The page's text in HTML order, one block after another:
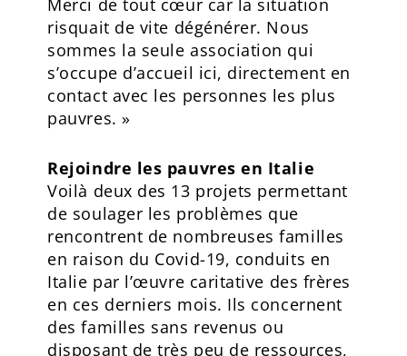
Merci de tout cœur car la situation
risquait de vite dégénérer. Nous
sommes la seule association qui
s’occupe d’accueil ici, directement en
contact avec les personnes les plus
pauvres. »
Rejoindre les pauvres en Italie
Voilà deux des 13 projets permettant
de soulager les problèmes que
rencontrent de nombreuses familles
en raison du Covid-19, conduits en
Italie par l’œuvre caritative des frères
en ces derniers mois. Ils concernent
des familles sans revenus ou
disposant de très peu de ressources,